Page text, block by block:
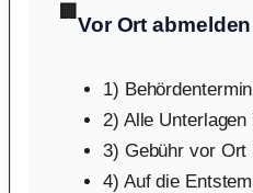
🏢
Vor Ort abmelden
1)
2) Alle
3) Gebühr vor Ort
4) Auf die